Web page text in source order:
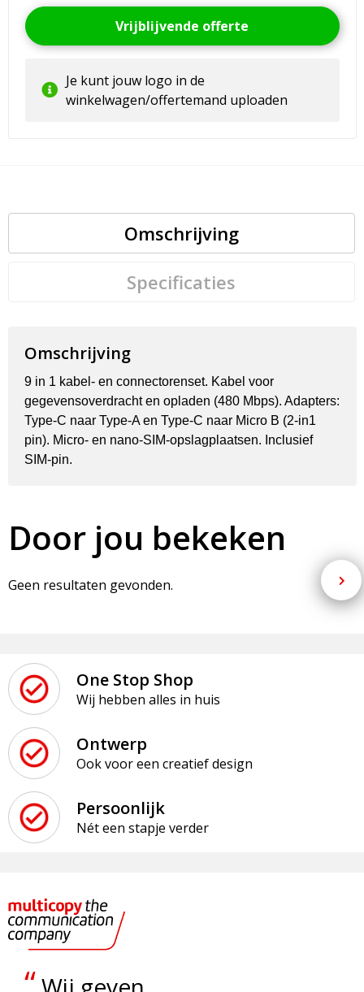
Vrijblijvende offerte
Je kunt jouw logo in de
winkelwagen/offertemand uploaden
Omschrijving
Specificaties
Omschrijving
9 in 1 kabel- en connectorenset. Kabel voor
gegevensoverdracht en opladen (480 Mbps). Adapters:
Type-C naar Type-A en Type-C naar Micro B (2-in1
pin). Micro- en nano-SIM-opslagplaatsen. Inclusief
SIM-pin.
Door jou bekeken
Geen resultaten gevonden.
One Stop Shop
Wij hebben alles in huis
Ontwerp
Ook voor een creatief design
Persoonlijk
Nét een stapje verder
“